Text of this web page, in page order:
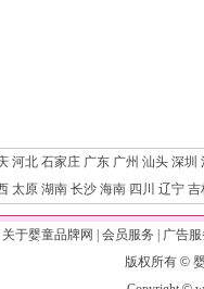
河北 石家庄 广东 广州 汕头 深圳
太原 湖南 长沙 海南 四川 辽宁 吉
关于婴童品牌网 会员服务
广告
版权所有 ©